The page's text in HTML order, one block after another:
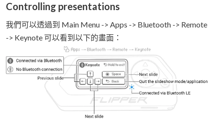
Controlling presentations
我們可以透過到 Main Menu -> Apps -> Bluetooth -> Remote
-> Keynote 可以看到以下的畫面：